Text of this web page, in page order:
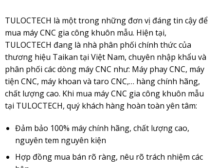
TULOCTECH là một trong những đơn vị đáng tin cậy để
mua máy CNC gia công khuôn mẫu. Hiện tại,
TULOCTECH đang là nhà phân phối chính thức của
thương hiệu Taikan tại Việt Nam, chuyên nhập khẩu và
phân phối các dòng máy CNC như: Máy phay CNC, máy
tiện CNC, máy khoan và taro CNC,… hàng chính hãng,
chất lượng cao. Khi mua máy CNC gia công khuôn mẫu
tại TULOCTECH, quý khách hàng hoàn toàn yên tâm:
Đảm bảo 100% máy chính hãng, chất lượng cao,
nguyên tem nguyên kiện
Hợp đồng mua bán rõ ràng, nêu rõ trách nhiệm các